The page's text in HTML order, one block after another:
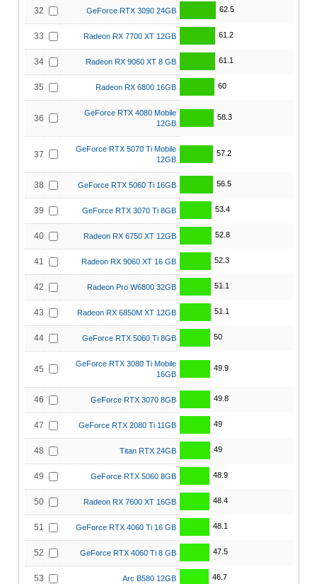
32 GeForce RTX 3090 24GB 62.5
33 Radeon RX 7700 XT 12GB 61.2
34 Radeon RX 9060 XT 8 GB 61.1
35 Radeon RX 6800 16GB 60
36
GeForce RTX 4080 Mobile
12GB
58.3
37
GeForce RTX 5070 Ti Mobile
12GB
57.2
38 GeForce RTX 5060 Ti 16GB 56.5
39 GeForce RTX 3070 Ti 8GB 53.4
40 Radeon RX 6750 XT 12GB 52.8
41 Radeon RX 9060 XT 16 GB 52.3
42 Radeon Pro W6800 32GB 51.1
43 Radeon RX 6850M XT 12GB 51.1
44 GeForce RTX 5060 Ti 8GB 50
45
GeForce RTX 3080 Ti Mobile
16GB
49.9
46 GeForce RTX 3070 8GB 49.8
47 GeForce RTX 2080 Ti 11GB 49
48 Titan RTX 24GB 49
49 GeForce RTX 5060 8GB 48.9
50 Radeon RX 7600 XT 16GB 48.4
51 GeForce RTX 4060 Ti 16 GB 48.1
52 GeForce RTX 4060 Ti 8 GB 47.5
53 Arc B580 12GB 46.7